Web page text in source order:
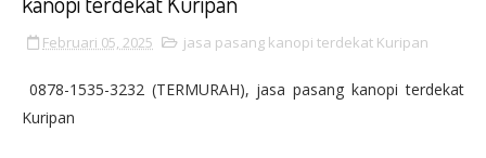
Februari 05, 2025 jasa pasang kanopi terdekat Kuripan
0878-1535-3232 (TERMURAH), jasa pasang kanopi terdekat
Kuripan